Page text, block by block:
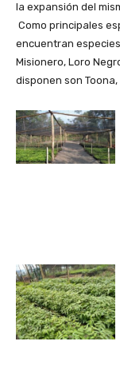
la expansión del
Como principales
encuentran
Misionero, Loro
disponen son